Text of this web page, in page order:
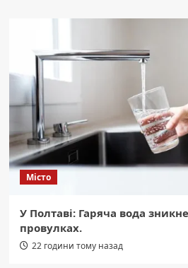
Місто
У Полтаві: Гаряча вода
провулках.
22 години тому назад